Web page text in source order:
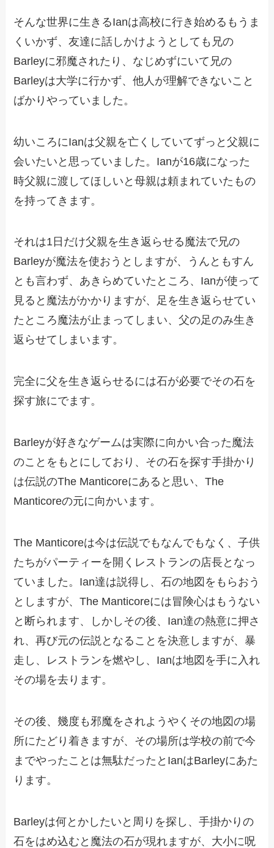
そんな世界に生きるIanは高校に行き始めるもうま
くいかず、友達に話しかけようとしても兄の
Barleyに邪魔されたり、なじめずにいて兄の
Barleyは大学に行かず、他人が理解できないこと
ばかりやっていました。
幼いころにIanは父親を亡くしていてずっと父親に
会いたいと思っていました。Ianが16歳になった
時父親に渡してほしいと母親は頼まれていたもの
を持ってきます。
それは1日だけ父親を生き返らせる魔法で兄の
Barleyが魔法を使おうとしますが、うんともすん
とも言わず、あきらめていたところ、Ianが使って
見ると魔法がかかりますが、足を生き返らせてい
たところ魔法が止まってしまい、父の足のみ生き
返らせてしまいます。
完全に父を生き返らせるには石が必要でその石を
探す旅にでます。
Barleyが好きなゲームは実際に向かい合った魔法
のことをもとにしており、その石を探す手掛かり
は伝説のThe Manticoreにあると思い、The
Manticoreの元に向かいます。
The Manticoreは今は伝説でもなんでもなく、子供
たちがパーティーを開くレストランの店長となっ
ていました。Ian達は説得し、石の地図をもらおう
としますが、The Manticoreには冒険心はもうない
と断られます、しかしその後、Ian達の熱意に押さ
れ、再び元の伝説となることを決意しますが、暴
走し、レストランを燃やし、Ianは地図を手に入れ
その場を去ります。
その後、幾度も邪魔をされようやくその地図の場
所にたどり着きますが、その場所は学校の前で今
までやったことは無駄だったとIanはBarleyにあた
ります。
Barleyは何とかしたいと周りを探し、手掛かりの
石をはめ込むと魔法の石が現れますが、大小に呪